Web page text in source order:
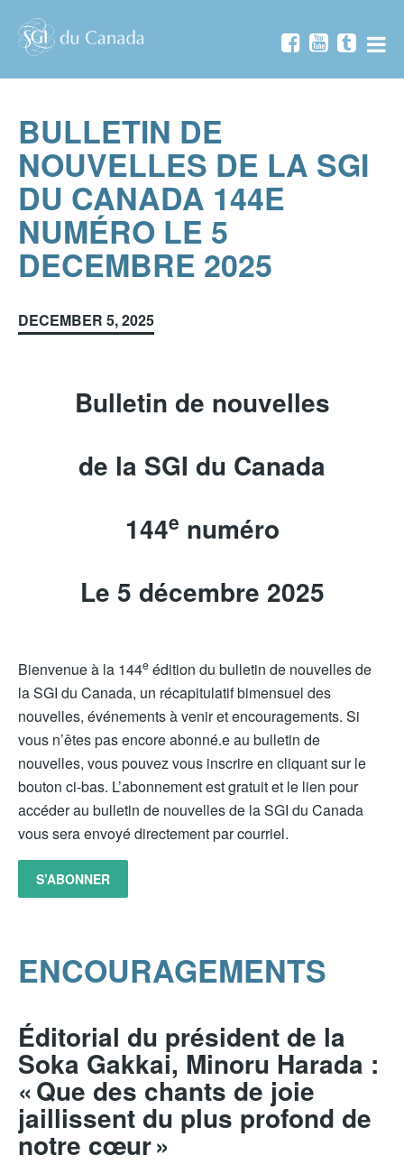
Skip
To
Content
BULLETIN DE
NOUVELLES DE LA SGI
DU CANADA 144E
NUMÉRO LE 5
DECEMBRE 2025
DECEMBER 5, 2025
Bulletin de nouvelles
de la SGI du Canada
144e numéro
Le 5 décembre 2025
Bienvenue à la 144e édition du bulletin de nouvelles de
la SGI du Canada, un récapitulatif bimensuel des
nouvelles, événements à venir et encouragements. Si
vous n’êtes pas encore abonné.e au bulletin de
nouvelles, vous pouvez vous inscrire en cliquant sur le
bouton ci-bas. L’abonnement est gratuit et le lien pour
accéder au bulletin de nouvelles de la SGI du Canada
vous sera envoyé directement par courriel.
S’ABONNER
ENCOURAGEMENTS
Éditorial du président de la
Soka Gakkai, Minoru Harada :
« Que des chants de joie
jaillissent du plus profond de
notre cœur »